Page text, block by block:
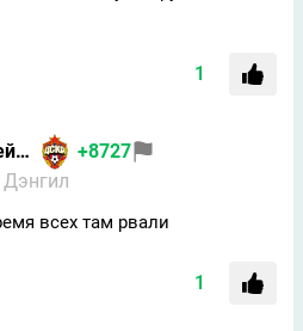
1
Красногвардейчик
+8727
Дэнгил
всех там рвали
1